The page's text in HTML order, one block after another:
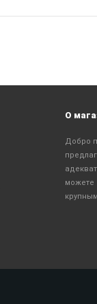
О
Добро
можете